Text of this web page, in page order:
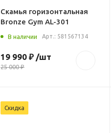
Скамья горизонтальная
Bronze Gym AL-301
В наличии Арт.: 581567134
19 990 ₽ /шт
25 000 ₽
Скидка